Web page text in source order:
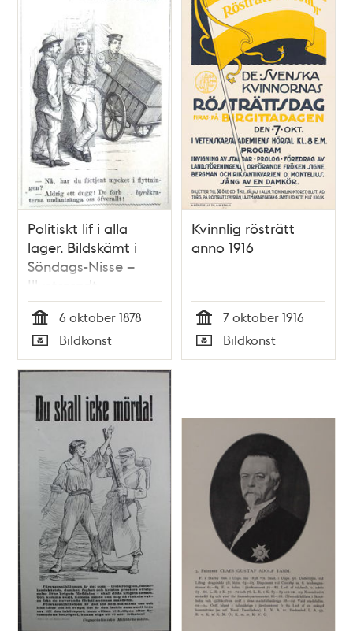
Politiskt lif i alla
lager. Bildskämt i
Söndags-Nisse –
Illustreradt
Veckoblad för
Skämt, Humor och
Satir, nr 40, den 6
oktober 1878
Tid
6 oktober 1878
Typ
Bildkonst
Kvinnlig rösträtt
anno 1916
Tid
7 oktober 1916
Typ
Bildkonst